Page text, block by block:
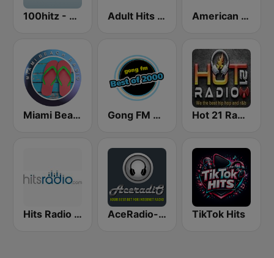
100hitz - Hip Hop Hitz Adult Hits - Hits Radio American Top 40
Miami Beach Radio Gong FM Best of 2000 Hot 21 Radio
Hits Radio Hip Hop / RnB AceRadio-The Hitz Channel TikTok Hits